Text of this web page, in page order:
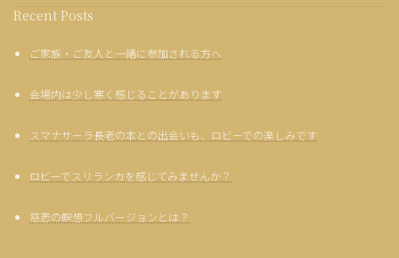
Recent Posts
ご家族・ご友人と一緒に参加される方へ
会場内は少し寒く感じることがあります
スマナサーラ長老の本との出会いも、ロビーでの楽しみです
ロビーでスリランカを感じてみませんか？
慈悲の瞑想フルバージョンとは？